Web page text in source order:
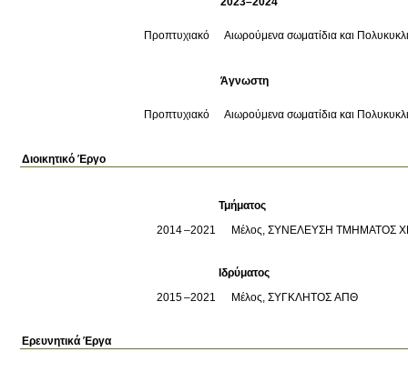
Προπτυχιακό Αιωρούμενα σωματίδια και
Άγνωστη
Προπτυχιακό Αιωρούμενα σωματίδια και
Διοικητικό Έργο
Τμήματος
2014
2021 Μέλος, ΣΥΝΕΛΕΥΣΗ ΤΜΗΜΑΤΟΣ
Ιδρύματος
2015
2021 Μέλος, ΣΥΓΚΛΗΤΟΣ ΑΠΘ
Ερευνητικά Έργα